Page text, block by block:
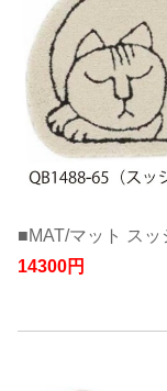
■MAT/マット ス
14300円